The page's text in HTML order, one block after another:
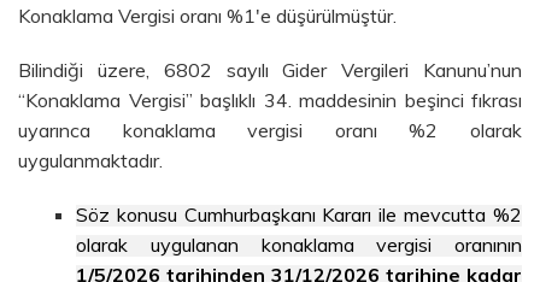
Konaklama Vergisi oranı %1'e düşürülmüştür.
Bilindiği üzere, 6802 sayılı Gider Vergileri Kanunu’nun
“Konaklama Vergisi” başlıklı 34. maddesinin beşinci fıkrası
uyarınca konaklama vergisi oranı %2 olarak
uygulanmaktadır.
Söz konusu Cumhurbaşkanı Kararı ile mevcutta %2
olarak uygulanan konaklama vergisi oranının
1/5/2026 tarihinden 31/12/2026 tarihine kadar